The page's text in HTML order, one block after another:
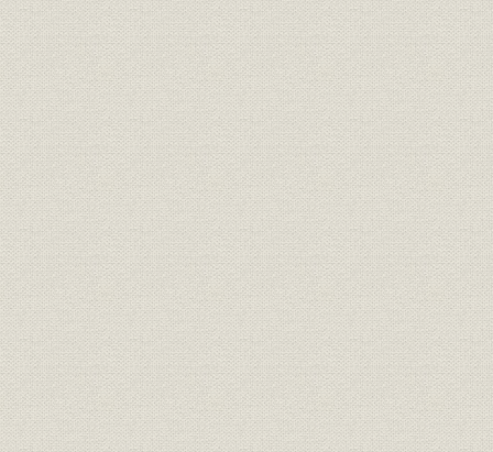
福利厚生 構内緑化・レクリエーション
催し 創立100周年記念イベント
製造工程 [図版]